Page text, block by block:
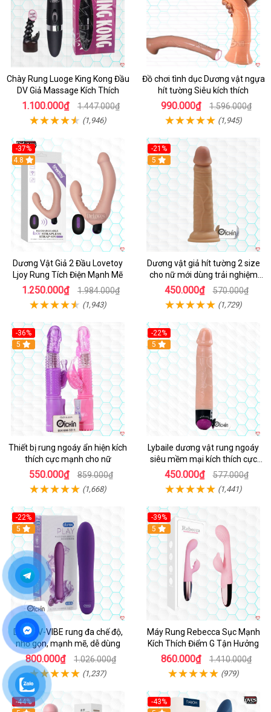
Chày Rung Luoge King Kong Đầu
DV Giả Massage Kích Thích
1.100.000₫ 1.447.000₫
(1,946)
Đồ chơi tình dục Dương vật ngựa
hít tường Siêu kích thích
990.000₫ 1.596.000₫
(1,945)
-37%
Hot
4.8
Dương Vật Giả 2 Đầu Lovetoy
Ljoy Rung Tích Điện Mạnh Mẽ
1.250.000₫ 1.984.000₫
(1,943)
-21%
Hot
5
Dương vật giả hít tường 2 size
cho nữ mới dùng trải nghiệm
thật
450.000₫ 570.000₫
(1,729)
-36%
Hot
5
Thiết bị rung ngoáy ẩn hiện kích
thích cực mạnh cho nữ
550.000₫ 859.000₫
(1,668)
-22%
Hot
5
Lybaile dương vật rung ngoáy
siêu mềm mại kích thích cực
mạnh
450.000₫ 577.000₫
(1,441)
-22%
Hot
5
Durex V-VIBE rung đa chế độ,
nhỏ gọn, mạnh mẽ, dễ dùng
800.000₫ 1.026.000₫
(1,237)
-39%
Hot
5
Máy Rung Rebecca Sục Mạnh
Kích Thích Điểm G Tận Hưởng
860.000₫ 1.410.000₫
(979)
-44%
-43%